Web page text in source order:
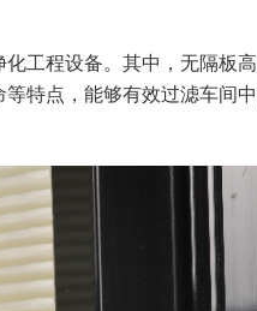
工程设备。其中，无隔板
特点，能够有效过滤车间